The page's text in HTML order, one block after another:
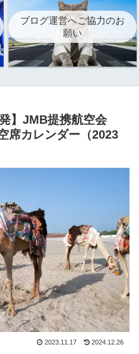
ブログ運営へご協力のお
願い
】JMB提携航空会
席カレンダー（2023
2023.11.17 2024.12.26